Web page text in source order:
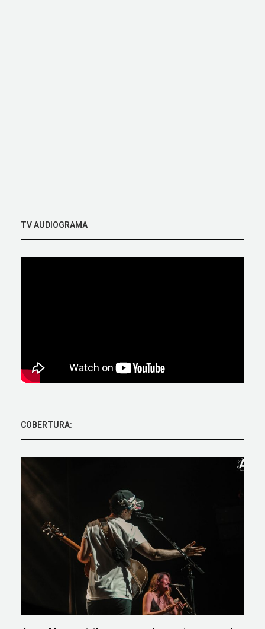
TV AUDIOGRAMA
COBERTURA: